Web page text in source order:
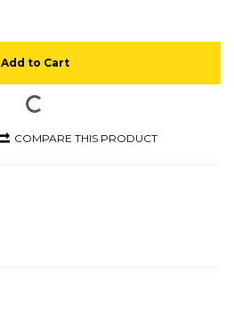
Add to Cart
COMPARE THIS PRODUCT